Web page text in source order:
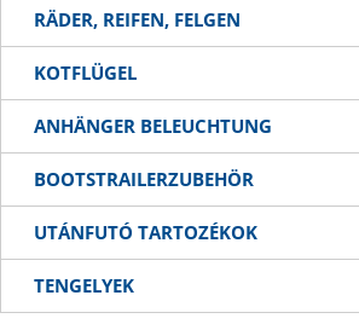
RÄDER, REIFEN, FELGEN
KOTFLÜGEL
ANHÄNGER BELEUCHTUNG
BOOTSTRAILERZUBEHÖR
UTÁNFUTÓ TARTOZÉKOK
TENGELYEK